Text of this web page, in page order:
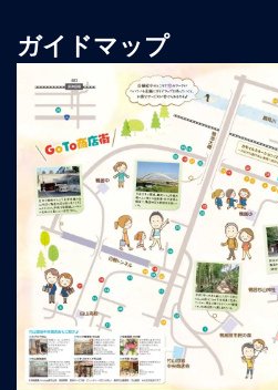
ガイドマップ